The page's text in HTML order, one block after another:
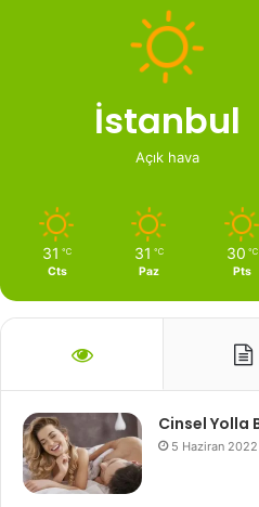
İstanbul
Açık hava
31 ℃
Cts
31 ℃
Paz
30 ℃
Pts
Cinsel Yolla
5 Haziran 2022